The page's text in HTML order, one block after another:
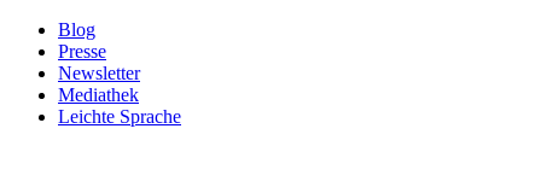
Blog
Presse
Newsletter
Mediathek
Leichte Sprache